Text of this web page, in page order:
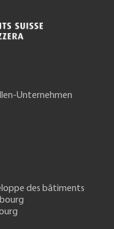
Unternehmen
des bâtiments